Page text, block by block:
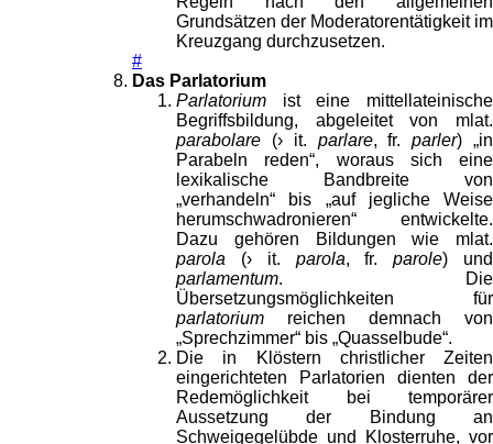
Grundsätzen der Moderatorentätigkeit im
Kreuzgang durchzusetzen.
#
Das Parlatorium
Parlatorium ist eine mittellateinische
Begriffsbildung, abgeleitet von mlat.
parabolare (› it. parlare, fr.parler) „in
Parabeln reden“, woraus sich eine
lexikalische Bandbreite von
„verhandeln“ bis „auf jegliche Weise
herumschwadronieren“ entwickelte.
Dazu gehören Bildungen wie mlat.
parola (› it. parola, fr.parole) und
parlamentum. Die
Übersetzungsmöglichkeiten für
parlatorium reichen demnach von
„Sprechzimmer“ bis „Quasselbude“.
Die in Klöstern christlicher Zeiten
eingerichteten Parlatorien dienten der
Redemöglichkeit bei temporärer
Aussetzung der Bindung an
Schweigegelübde und Klosterruhe, vor